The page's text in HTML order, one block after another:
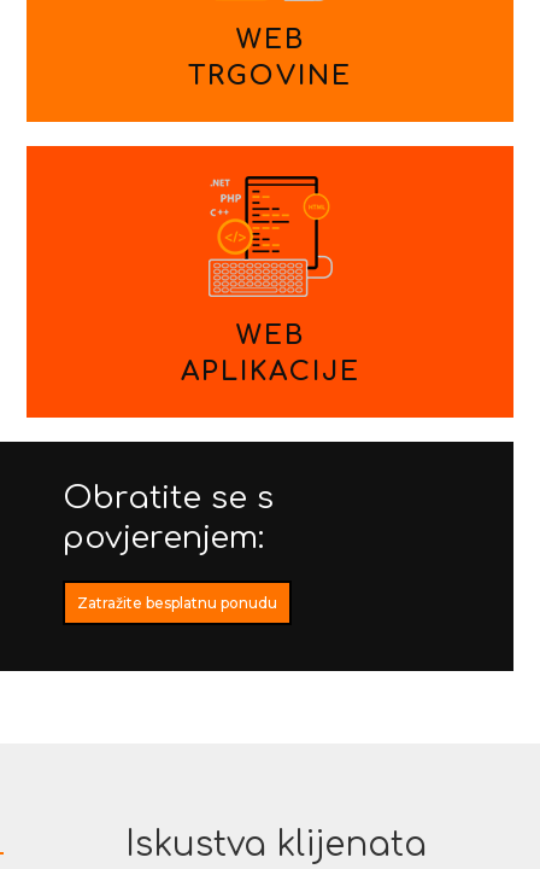
WEB
TRGOVINE
WEB
APLIKACIJE
Obratite se s
povjerenjem:
Zatražite besplatnu ponudu
Iskustva klijenata